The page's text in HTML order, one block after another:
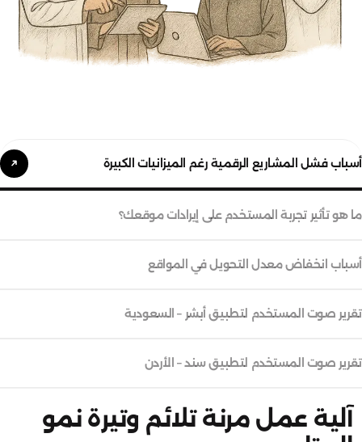
أسباب فشل المشاريع الرقمية رغم الميزانيات الكبيرة
ما هو تأثير تجربة المستخدم على إيرادات موقعك؟
أسباب انخفاض معدل التحويل في المواقع
تقرير صوت المستخدم لتطبيق أبشر – السعودية
تقرير صوت المستخدم لتطبيق سند – الأردن
آلية عمل مرنة تلائم وتيرة نمو